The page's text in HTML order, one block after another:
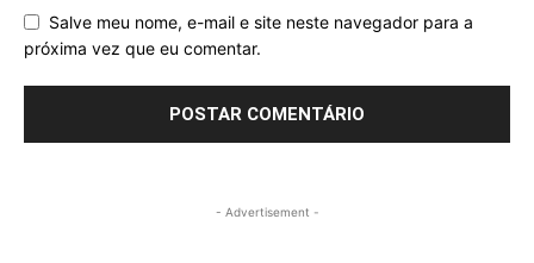
Salve meu nome, e-mail e site neste navegador para a
próxima vez que eu comentar.
- Advertisement -